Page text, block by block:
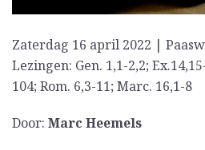
Zaterdag 16 april 2022 |
Lezingen: Gen. 1,1-2,2;
104; Rom. 6,3-11; Marc. 16,1-8
Door: Marc Heemels